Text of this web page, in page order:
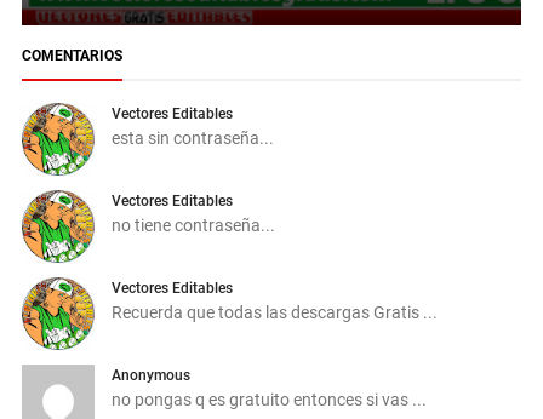
COMENTARIOS
Vectores Editables
esta sin contraseña...
Vectores Editables
no tiene contraseña...
Vectores Editables
Recuerda que todas las descargas Gratis ...
Anonymous
no pongas q es gratuito entonces si vas ...